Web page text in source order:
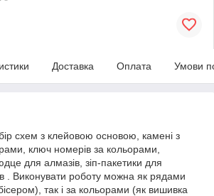
Доставка Оплата Умови
схем з клейовою основою, камені з
ключ номерів за кольорами,
для алмазів, зіп-пакетики для
. Виконувати роботу можна як рядами
так і за кольорами (як вишивка